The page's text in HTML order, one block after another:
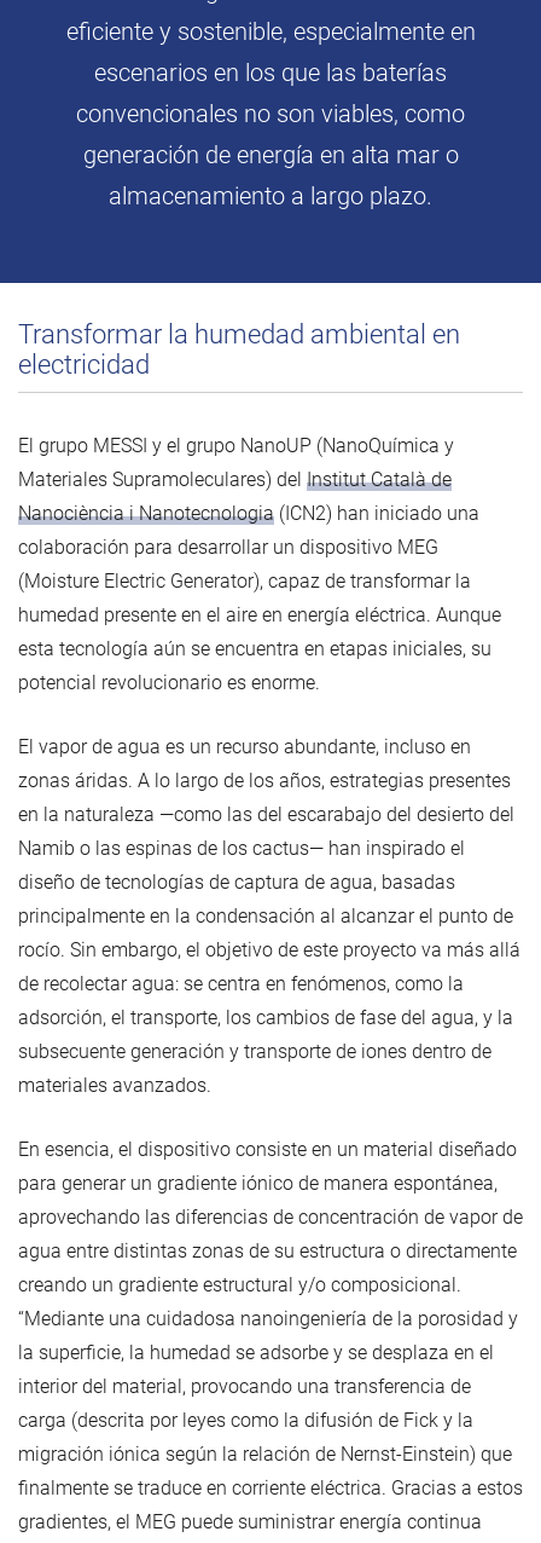
eficiente y sostenible, especialmente en
escenarios en los que las baterías
convencionales no son viables, como
generación de energía en alta mar o
almacenamiento a largo plazo.
Transformar la humedad ambiental en
electricidad
El grupo MESSI y el grupo NanoUP (NanoQuímica y
Materiales Supramoleculares) del Institut Català de
Nanociència i Nanotecnologia (ICN2) han iniciado una
colaboración para desarrollar un dispositivo MEG
(Moisture Electric Generator), capaz de transformar la
humedad presente en el aire en energía eléctrica. Aunque
esta tecnología aún se encuentra en etapas iniciales, su
potencial revolucionario es enorme.
El vapor de agua es un recurso abundante, incluso en
zonas áridas. A lo largo de los años, estrategias presentes
en la naturaleza —como las del escarabajo del desierto del
Namib o las espinas de los cactus— han inspirado el
diseño de tecnologías de captura de agua, basadas
principalmente en la condensación al alcanzar el punto de
rocío. Sin embargo, el objetivo de este proyecto va más allá
de recolectar agua: se centra en fenómenos, como la
adsorción, el transporte, los cambios de fase del agua, y la
subsecuente generación y transporte de iones dentro de
materiales avanzados.
En esencia, el dispositivo consiste en un material diseñado
para generar un gradiente iónico de manera espontánea,
aprovechando las diferencias de concentración de vapor de
agua entre distintas zonas de su estructura o directamente
creando un gradiente estructural y/o composicional.
“Mediante una cuidadosa nanoingeniería de la porosidad y
la superficie, la humedad se adsorbe y se desplaza en el
interior del material, provocando una transferencia de
carga (descrita por leyes como la difusión de Fick y la
migración iónica según la relación de Nernst-Einstein) que
finalmente se traduce en corriente eléctrica. Gracias a estos
gradientes, el MEG puede suministrar energía continua